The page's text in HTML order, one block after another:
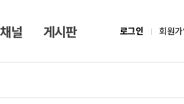
널 게시판 로그인 회원